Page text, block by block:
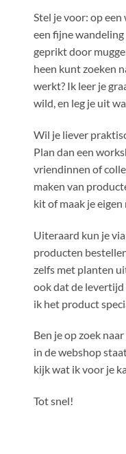
Stel je voor: op een
een fijne
geprikt door
heen kunt zoeken
werkt? Ik leer je
wild, en leg je uit
Wil je liever
Plan dan een
vriendinnen of
maken van
kit of maak je
Uiteraard kun je
producten
zelfs met planten
ook dat de
ik het product
Ben je op zoek
in de webshop
kijk wat ik voor je
Tot snel!